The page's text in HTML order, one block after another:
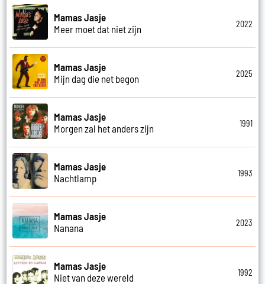
Mamas Jasje
Meer moet dat niet zijn
2022
Mamas Jasje
Mijn dag die net begon
2025
Mamas Jasje
Morgen zal het anders zijn
1991
Mamas Jasje
Nachtlamp
1993
Mamas Jasje
Nanana
2023
Mamas Jasje
Niet van deze wereld
1992